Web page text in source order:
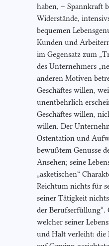
haben, – Spannkraft
Widerstände,
bequemen
Kunden und
im Gegensatz zum
des Unternehmers
anderen Motiven
Geschäftes willen,
unentbehrlich
Geschäftes willen,
willen. Der
Ostentation und
bewußtem Genusse
Ansehen; seine
„asketischen“
Reichtum nichts für
seiner Tätigkeit
der Berufserfüllung“.
welcher seiner
und Halt verleiht: